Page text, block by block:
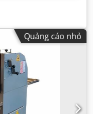
Quảng cáo nhỏ